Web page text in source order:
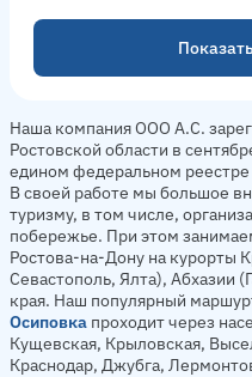
Наша компания ООО А.С.
Ростовской области в
едином федеральном
В своей работе мы большое
туризму, в том числе,
побережье. При этом
Ростова-на-Дону на
Севастополь, Ялта), Абхазии
края. Наш популярный
Осиповка проходит через
Кущевская, Крыловская,
Краснодар, Джубга,